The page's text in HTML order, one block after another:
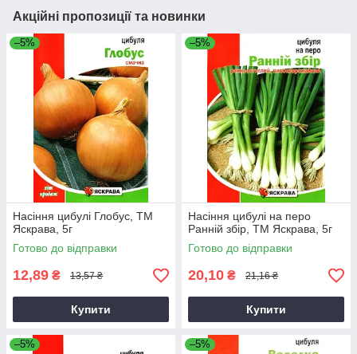
Акційні пропозиції та новинки
–5%
Насіння цибулі Глобус, ТМ
Яскрава, 5г
Готово до відправки
12,89 ₴ 13,57 ₴
Купити
–5%
Насіння цибулі на перо
Ранній збір, ТМ Яскрава, 5г
Готово до відправки
20,10 ₴ 21,16 ₴
Купити
–5% –5%